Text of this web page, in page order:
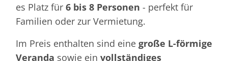
es Platz für 6 bis 8 Personen - perfekt für
Familien oder zur Vermietung.
Im Preis enthalten sind eine große L-förmige
Veranda sowie ein vollständiges